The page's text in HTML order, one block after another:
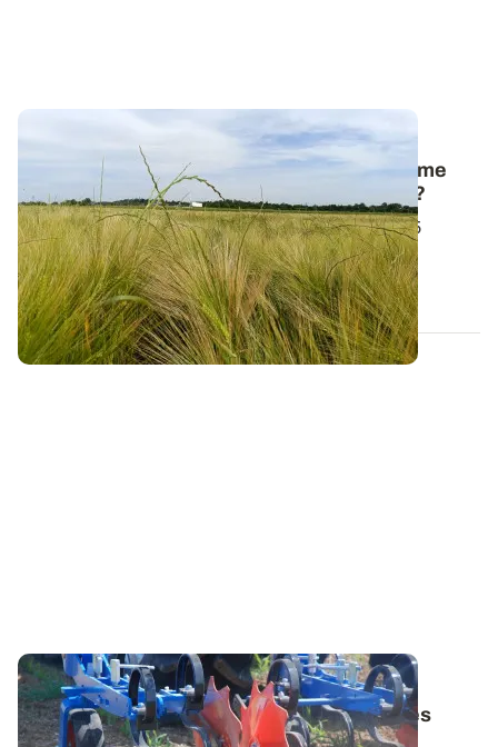
Désherbage des céréales : l’écimage comme
ultime rattrapage des parcelles infestées ?
Suite à plusieurs campagnes mouvementées, 2025
semblent laisser un peu de répits au...
20 MAI 2025
RHÔNE-ALPES
Désherbage du maïs : comment réussir ses
rattrapages ?